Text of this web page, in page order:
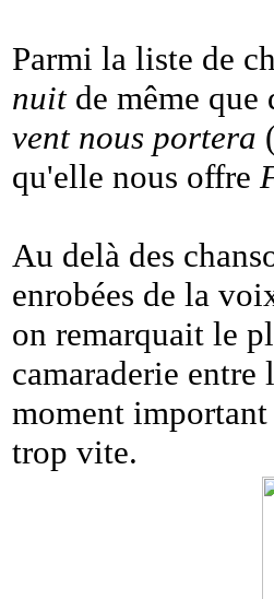
Parmi la liste de
nuitde même que
vent nous portera
qu'elle nous offre
Au delà des
enrobées de la
on remarquait le
camaraderie
moment important
trop vite.